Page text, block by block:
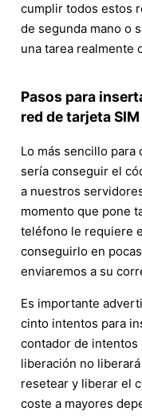
cumplir todos estos
de segunda mano o
una tarea realmente
Pasos para
red de tarjeta SIM
Lo más sencillo
sería conseguir el
a nuestros
momento que pone
teléfono le requiere
conseguirlo en
enviaremos a su
Es importante
cinto intentos para
contador de intentos
liberación no
resetear y liberar el
coste a mayores